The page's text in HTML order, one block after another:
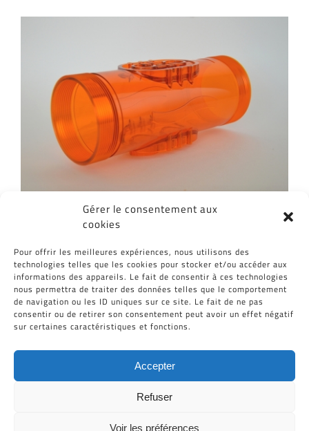
Gérer le consentement aux
cookies
Pour offrir les meilleures expériences, nous utilisons des
technologies telles que les cookies pour stocker et/ou accéder aux
informations des appareils. Le fait de consentir à ces technologies
nous permettra de traiter des données telles que le comportement
de navigation ou les ID uniques sur ce site. Le fait de ne pas
consentir ou de retirer son consentement peut avoir un effet négatif
sur certaines caractéristiques et fonctions.
Accepter
Refuser
Voir les préférences
Partagez cet article, Choisissez votre
Plateforme!
Facebook
TwitterRedditLinkedInWhatsApp
TumblrPinterest
Vk Email